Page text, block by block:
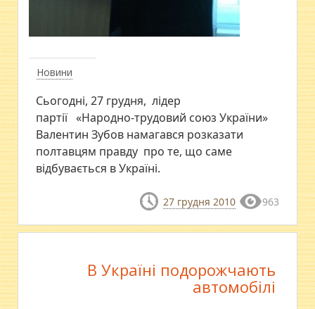
Новини
Сьогодні, 27 грудня, лідер
партії «Народно-трудовий союз України»
Валентин Зубов намагався розказати
полтавцям правду про те, що саме
відбувається в Україні.
27 грудня 2010 963
В Україні подорожчають
автомобілі